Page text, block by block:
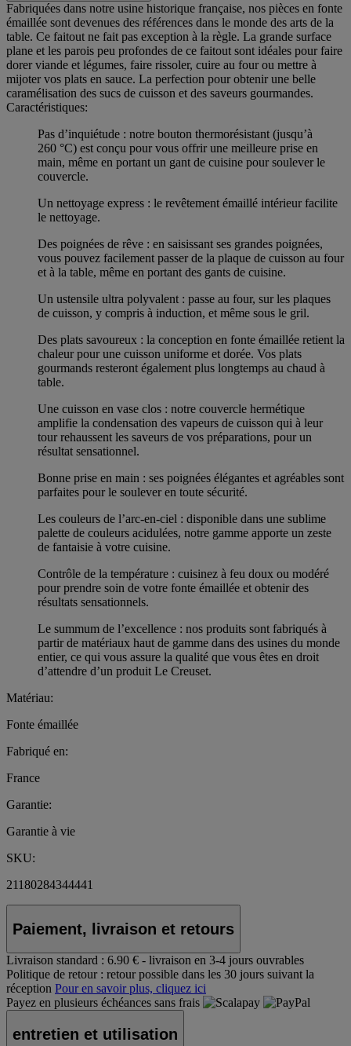
Fabriquées dans notre usine historique française, nos pièces en fonte
émaillée sont devenues des références dans le monde des arts de la
table. Ce faitout ne fait pas exception à la règle. La grande surface
plane et les parois peu profondes de ce faitout sont idéales pour faire
dorer viande et légumes, faire rissoler, cuire au four ou mettre à
mijoter vos plats en sauce. La perfection pour obtenir une belle
caramélisation des sucs de cuisson et des saveurs gourmandes.
Caractéristiques:
Pas d’inquiétude : notre bouton thermorésistant (jusqu’à
260 °C) est conçu pour vous offrir une meilleure prise en
main, même en portant un gant de cuisine pour soulever le
couvercle.
Un nettoyage express : le revêtement émaillé intérieur facilite
le nettoyage.
Des poignées de rêve : en saisissant ses grandes poignées,
vous pouvez facilement passer de la plaque de cuisson au four
et à la table, même en portant des gants de cuisine.
Un ustensile ultra polyvalent : passe au four, sur les plaques
de cuisson, y compris à induction, et même sous le gril.
Des plats savoureux : la conception en fonte émaillée retient la
chaleur pour une cuisson uniforme et dorée. Vos plats
gourmands resteront également plus longtemps au chaud à
table.
Une cuisson en vase clos : notre couvercle hermétique
amplifie la condensation des vapeurs de cuisson qui à leur
tour rehaussent les saveurs de vos préparations, pour un
résultat sensationnel.
Bonne prise en main : ses poignées élégantes et agréables sont
parfaites pour le soulever en toute sécurité.
Les couleurs de l’arc-en-ciel : disponible dans une sublime
palette de couleurs acidulées, notre gamme apporte un zeste
de fantaisie à votre cuisine.
Contrôle de la température : cuisinez à feu doux ou modéré
pour prendre soin de votre fonte émaillée et obtenir des
résultats sensationnels.
Le summum de l’excellence : nos produits sont fabriqués à
partir de matériaux haut de gamme dans des usines du monde
entier, ce qui vous assure la qualité que vous êtes en droit
d’attendre d’un produit Le Creuset.
Matériau:
Fonte émaillée
Fabriqué en:
France
Garantie:
Garantie à vie
SKU:
21180284344441
Paiement, livraison et retours
Livraison standard : 6.90 € - livraison en 3-4 jours ouvrables
Politique de retour : retour possible dans les 30 jours suivant la
réception Pour en savoir plus, cliquez ici
Payez en plusieurs échéances sans frais
entretien et utilisation